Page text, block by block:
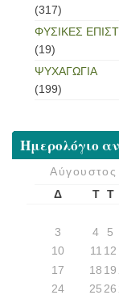
(317)
ΦΥΣΙΚΕΣ
(19)
ΨΥΧΑΓΩΓΙΑ
(199)
Ημερολόγιο
Δ
Τ Τ
3
4 5
10
11 12
17
18 19
24
25 26